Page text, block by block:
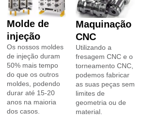
Molde de
injeção
Os nossos moldes
de injeção duram
50% mais tempo
do que os outros
moldes, podendo
durar até 15-20
anos na maioria
dos casos.
Maquinação
CNC
Utilizando a
fresagem CNC e o
torneamento CNC,
podemos fabricar
as suas peças sem
limites de
geometria ou de
material.